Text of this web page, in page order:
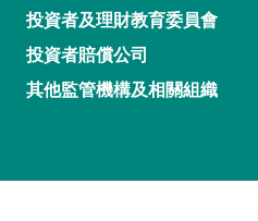
投資者及理財教育委員會
投資者賠償公司
其他監管機構及相關組織